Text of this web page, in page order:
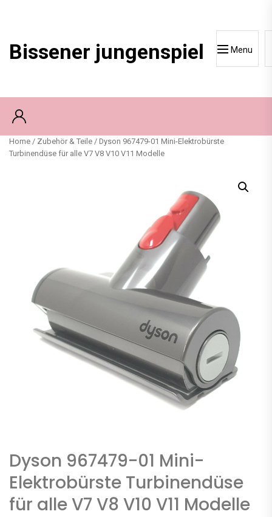
Bissener jungenspiel Menu
Home / Zubehör & Teile / Dyson 967479-01 Mini-Elektrobürste
Turbinendüse für alle V7 V8 V10 V11 Modelle
Dyson 967479-01 Mini-
Elektrobürste Turbinendüse
für alle V7 V8 V10 V11 Modelle